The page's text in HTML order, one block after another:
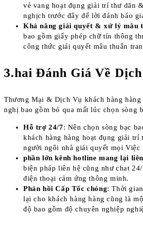
vẻ vang hoạt đụng giải trí thư dãn
nghịch trước đây để lời đánh báo
Khả năng giải quyết & xử lý mâu
bao gồm giấy phép chữ tín thông
công thức giải quyết mâu thuẫn
3.hai Đánh Giá Về
Thương Mại & Dịch Vụ khách hàng
nghị bao gồm bỏ qua mất lúc chọn sòng
Hỗ trợ 24/7: Nên chọn sòng bạc
khách hàng hàng hoạt đụng giải
người ngôi nhà giải quyết mọi Việc
phần lớn kênh hotline mang lại
biện pháp liên hệ cũng như chat
điện thoại cảm ứng thông minh.
Phản hồi Cấp Tốc chóng: Thời
lại cho khách hàng hàng cũng là
độ bao gồm độ chuyên nghiệp